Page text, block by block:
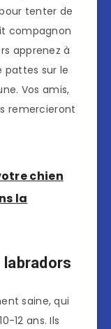
tenter de
compagnon
apprenez à
pattes sur le
Vos amis,
remercieront
chien
la
saine, qui
12 ans. Ils